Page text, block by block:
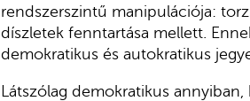
rendszerszintű manipulációja:
díszletek fenntartása mellett.
demokratikus és autokratikus
Látszólag demokratikus